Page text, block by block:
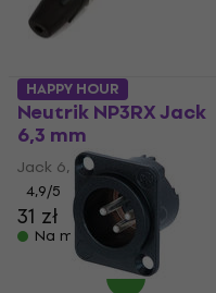
Neutrik NP3RX Jack
6,3 mm
Jack 6,3 mm
4,9/5
31 zł
Na magazynie
HAPPY HOUR